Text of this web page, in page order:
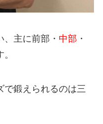
、主に前部・ 中部 ・
で鍛えられるのは三